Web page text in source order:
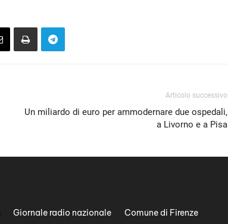
Articolo successivo
Un miliardo di euro per ammodernare due ospedali,
a Livorno e a Pisa
Giornale radio nazionale
Comune di Firenze